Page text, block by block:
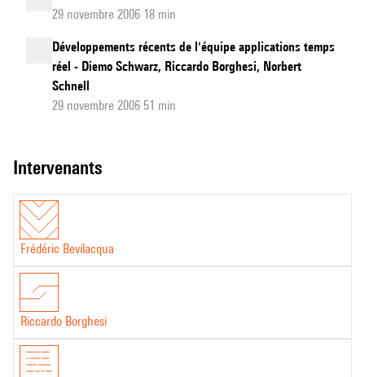
29 novembre 2006 18 min
Développements récents de l'équipe applications temps
réel - Diemo Schwarz, Riccardo Borghesi, Norbert
Schnell
29 novembre 2006 51 min
intervenants
Frédéric Bevilacqua
Riccardo Borghesi